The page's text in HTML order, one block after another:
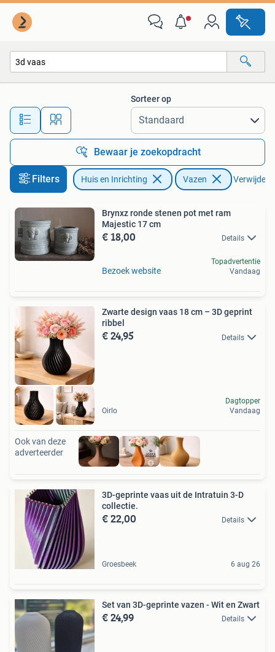
Alle afstanden…
Sorteer op
Bewaar je zoekopdracht
Filters Huis en Inrichting Vazen Verwijder
Brynxz ronde stenen pot met ram
Majestic 17 cm
€ 18,00 Details
Bezoek website
Topadvertentie
Vandaag
Zwarte design vaas 18 cm – 3D geprint
ribbel
€ 24,95 Details
Oirlo
Dagtopper
Vandaag
Ook van deze
adverteerder
3D-geprinte vaas uit de Intratuin 3-D
collectie.
€ 22,00 Details
Groesbeek 6 aug 26
Set van 3D-geprinte vazen - Wit en Zwart
€ 24,99 Details